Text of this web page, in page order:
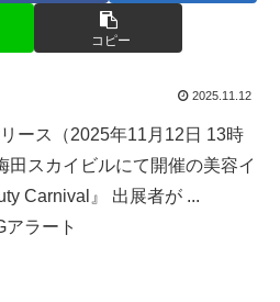
コピー
2025.11.12
ース（2025年11月12日 13時
田スカイビルにて開催の美容イ
Carnival』 出展者が ...
ラート